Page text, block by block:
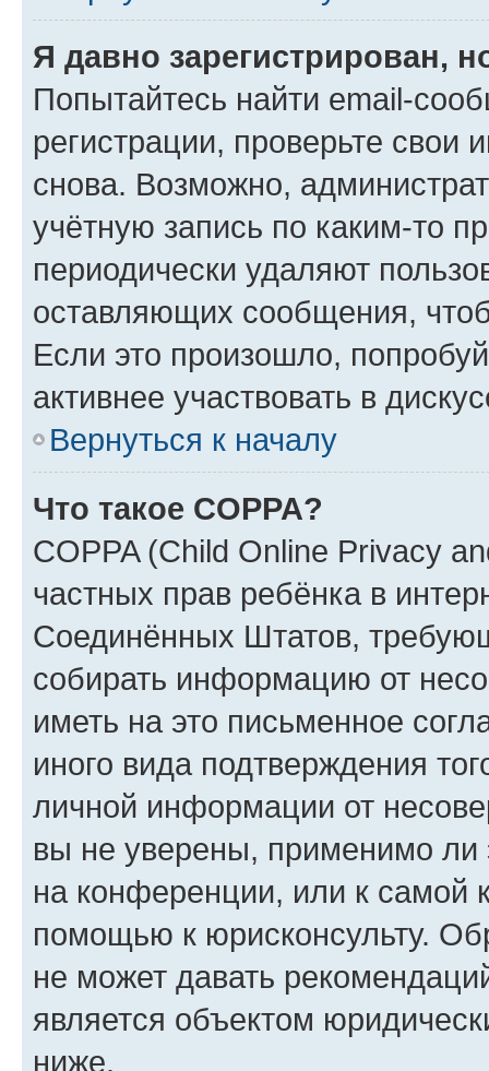
Я давно зарегистрирован,
Попытайтесь найти email-
регистрации, проверьте свои
снова. Возможно,
учётную запись по каким-то
периодически удаляют
оставляющих сообщения,
Если это произошло,
активнее участвовать в
Вернуться к началу
Что такое COPPA?
COPPA (Child Online Privacy
частных прав ребёнка в
Соединённых Штатов,
собирать информацию от
иметь на это письменное
иного вида подтверждения
личной информации от
вы не уверены, применимо ли
на конференции, или к самой
помощью к юрисконсульту.
не может давать
является объектом
ниже.